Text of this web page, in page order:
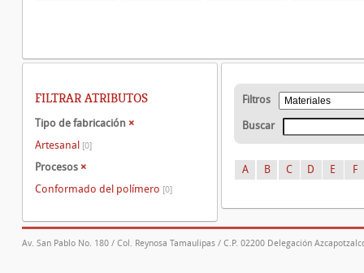
Filtros
Buscar
A B C D E F
FILTRAR ATRIBUTOS
Tipo de fabricación ×
Artesanal [0]
Procesos ×
Conformado del polímero [0]
Av. San Pablo No. 180 / Col. Reynosa Tamaulipas / C.P. 02200 Delegación